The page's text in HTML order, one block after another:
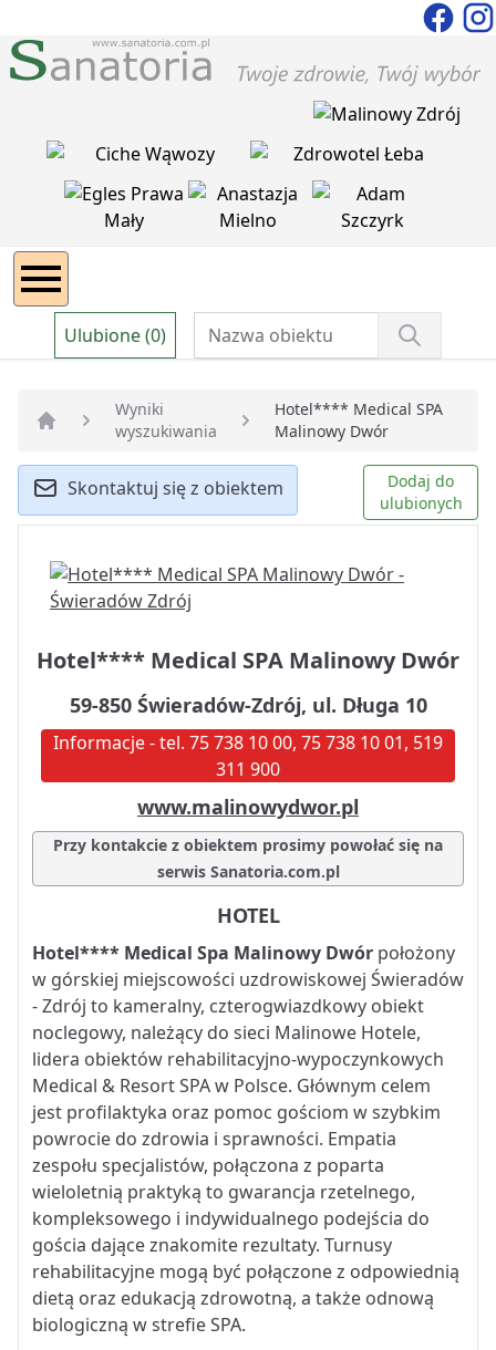
Ulubione (0)
Strona główna
Wyniki
wyszukiwania
Hotel**** Medical SPA
Malinowy Dwór
Skontaktuj się z obiektem
Dodaj do
ulubionych
Hotel**** Medical SPA Malinowy Dwór
59-850 Świeradów-Zdrój, ul. Długa 10
Informacje - tel. 75 738 10 00, 75 738 10 01, 519
311 900
www.malinowydwor.pl
Przy kontakcie z obiektem prosimy powołać się na
serwis Sanatoria.com.pl
HOTEL
Hotel**** Medical Spa Malinowy Dwór położony
w górskiej miejscowości uzdrowiskowej Świeradów
- Zdrój to kameralny, czterogwiazdkowy obiekt
noclegowy, należący do sieci Malinowe Hotele,
lidera obiektów rehabilitacyjno-wypoczynkowych
Medical & Resort SPA w Polsce. Głównym celem
jest profilaktyka oraz pomoc gościom w szybkim
powrocie do zdrowia i sprawności. Empatia
zespołu specjalistów, połączona z poparta
wieloletnią praktyką to gwarancja rzetelnego,
kompleksowego i indywidualnego podejścia do
gościa dające znakomite rezultaty. Turnusy
rehabilitacyjne mogą być połączone z odpowiednią
dietą oraz edukacją zdrowotną, a także odnową
biologiczną w strefie SPA.